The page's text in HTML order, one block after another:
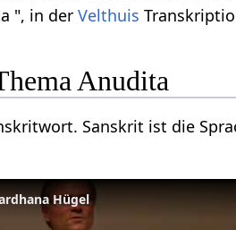
", in derVelthuis
Anudita
Sanskrit ist die
Hügel